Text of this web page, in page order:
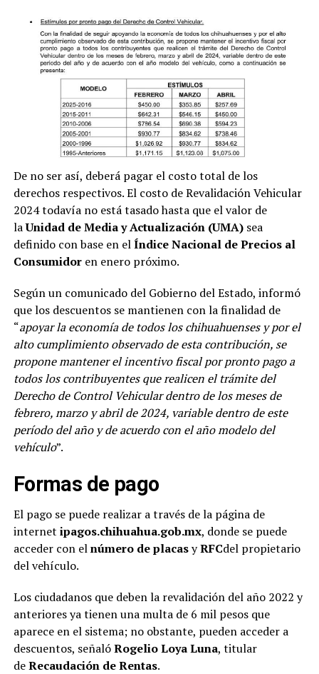
De no ser así, deberá pagar el costo total de los
derechos respectivos. El costo de Revalidación Vehicular
2024 todavía no está tasado hasta que el valor de
laUnidad de Media y Actualización (UMA)sea
definido con base en elÍndice Nacional de Precios al
Consumidoren enero próximo.
Según un comunicado del Gobierno del Estado, informó
que los descuentos se mantienen con la finalidad de
“apoyar la economía de todos los chihuahuenses y por el
alto cumplimiento observado de esta contribución, se
propone mantener el incentivo fiscal por pronto pago a
todos los contribuyentes que realicen el trámite del
Derecho de Control Vehicular dentro de los meses de
febrero, marzo y abril de 2024, variable dentro de este
período del año y de acuerdo con el año modelo del
vehículo”.
Formas de pago
El pago se puede realizar a través de la página de
internet ipagos.chihuahua.gob.mx, donde se puede
acceder con elnúmero de placasyRFCdel propietario
del vehículo.
Los ciudadanos que deben la revalidación del año 2022 y
anteriores ya tienen una multa de 6 mil pesos que
aparece en el sistema; no obstante, pueden acceder a
descuentos, señalóRogelio Loya Luna, titular
deRecaudación de Rentas.